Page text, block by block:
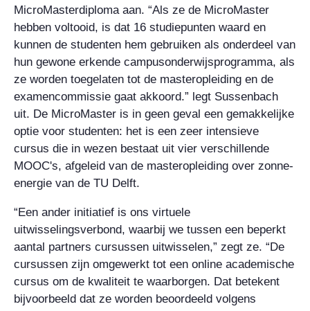
MicroMasterdiploma aan. “Als ze de MicroMaster
hebben voltooid, is dat 16 studiepunten waard en
kunnen de studenten hem gebruiken als onderdeel van
hun gewone erkende campusonderwijsprogramma, als
ze worden toegelaten tot de masteropleiding en de
examencommissie gaat akkoord.” legt Sussenbach
uit. De MicroMaster is in geen geval een gemakkelijke
optie voor studenten: het is een zeer intensieve
cursus die in wezen bestaat uit vier verschillende
MOOC's, afgeleid van de masteropleiding over zonne-
energie van de TU Delft.
“Een ander initiatief is ons virtuele
uitwisselingsverbond, waarbij we tussen een beperkt
aantal partners cursussen uitwisselen,” zegt ze. “De
cursussen zijn omgewerkt tot een online academische
cursus om de kwaliteit te waarborgen. Dat betekent
bijvoorbeeld dat ze worden beoordeeld volgens